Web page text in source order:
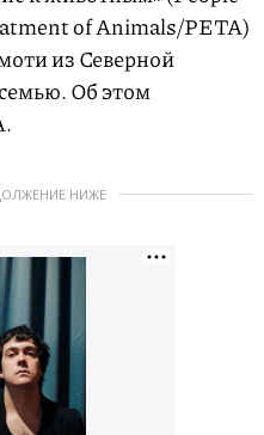
of Animals/PETA)
из Северной
Об этом
НИЖЕ